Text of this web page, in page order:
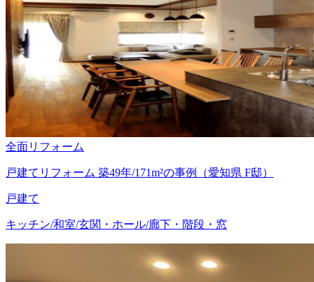
全面リフォーム
戸建てリフォーム 築49年/171m²の事例（愛知県 F邸）
戸建て
キッチン/和室/玄関・ホール/廊下・階段・窓